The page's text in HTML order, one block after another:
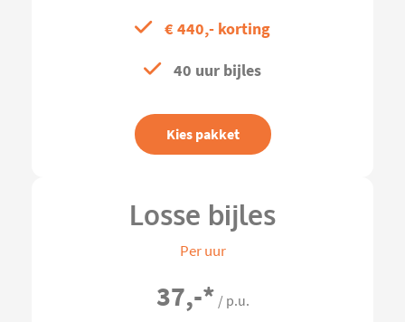
€ 440,- korting
40 uur bijles
Kies pakket
Losse bijles
Per uur
37,-* / p.u.